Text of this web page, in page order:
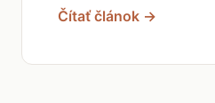
Čítať článok →